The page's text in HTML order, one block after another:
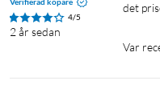
Speltid: upp till 18 timmar
Drifttemperatur: 0°C till
Räckvidd: upp till 10 m
Verifierad köpare
4/5
2 år sedan
det
Var